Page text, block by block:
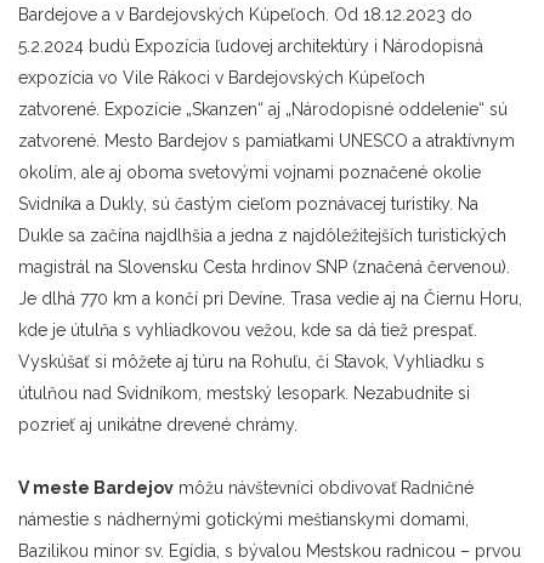
Bardejove a v Bardejovských Kúpeľoch. Od 18.12.2023 do
5.2.2024 budú Expozícia ľudovej architektúry i Národopisná
expozícia vo Vile Rákoci v Bardejovských Kúpeľoch
zatvorené. Expozície „Skanzen“ aj „Národopisné oddelenie“ sú
zatvorené. Mesto Bardejov s pamiatkami UNESCO a atraktívnym
okolím, ale aj oboma svetovými vojnami poznačené okolie
Svidníka a Dukly, sú častým cieľom poznávacej turistiky. Na
Dukle sa začína najdlhšia a jedna z najdôležitejších turistických
magistrál na Slovensku Cesta hrdinov SNP (značená červenou).
Je dlhá 770 km a končí pri Devíne. Trasa vedie aj na Čiernu Horu,
kde je útulňa s vyhliadkovou vežou, kde sa dá tiež prespať.
Vyskúšať si môžete aj túru na Rohuľu, či Stavok, Vyhliadku s
útulňou nad Svidníkom, mestský lesopark. Nezabudnite si
pozrieť aj unikátne drevené chrámy.
V meste Bardejov môžu návštevníci obdivovať Radničné
námestie s nádhernými gotickými meštianskymi domami,
Bazilikou minor sv. Egídia, s bývalou Mestskou radnicou – prvou